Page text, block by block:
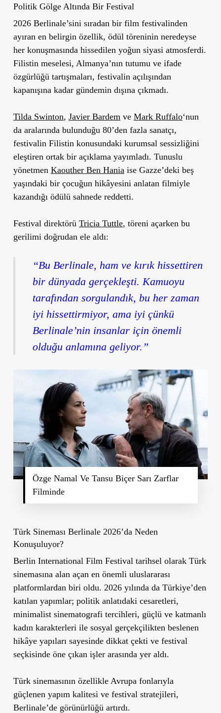
Politik Gölge Altında Bir Festival
2026 Berlinale’sini sıradan bir film festivalinden
ayıran en belirgin özellik, ödül töreninin neredeyse
her konuşmasında hissedilen yoğun siyasi atmosferdi.
Filistin meselesi, Almanya’nın tutumu ve ifade
özgürlüğü tartışmaları, festivalin açılışından
kapanışına kadar gündemin dışına çıkmadı.
Tilda Swinton, Javier Bardemve Mark Ruffalo‘nun
da aralarında bulunduğu 80’den fazla sanatçı,
festivalin Filistin konusundaki kurumsal sessizliğini
eleştiren ortak bir açıklama yayımladı. Tunuslu
yönetmen Kaouther Ben Haniaise Gazze’deki beş
yaşındaki bir çocuğun hikâyesini anlatan filmiyle
kazandığı ödülü sahnede reddetti.
Festival direktörü Tricia Tuttle, töreni açarken bu
gerilimi doğrudan ele aldı:
“Bu Berlinale, ham ve kırık hissettiren
bir dünyada gerçekleşti. Kamuoyu
tarafından sorgulandık, bu her zaman
iyi hissettirmiyor, ama iyi çünkü
Berlinale’nin insanlar için önemli
olduğu anlamına geliyor.”
Özge Namal Ve Tansu Biçer Sarı Zarflar
Filminde
Türk Sineması Berlinale 2026’da Neden
Konuşuluyor?
Berlin International Film Festival tarihsel olarak Türk
sinemasına alan açan en önemli uluslararası
platformlardan biri oldu. 2026 yılında da Türkiye’den
katılan yapımlar; politik anlatıdaki cesaretleri,
minimalist sinematografi tercihleri, güçlü ve katmanlı
kadın karakterleri ile sosyal gerçekçilikten beslenen
hikâye yapıları sayesinde dikkat çekti ve festival
seçkisinde öne çıkan işler arasında yer aldı.
Türk sinemasının özellikle Avrupa fonlarıyla
güçlenen yapım kalitesi ve festival stratejileri,
Berlinale’de görünürlüğü artırdı.